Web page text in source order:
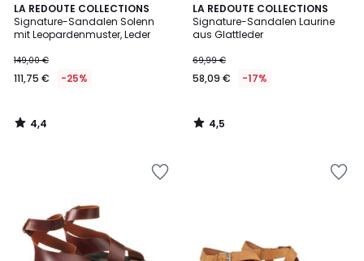
LA REDOUTE COLLECTIONS
Signature-Sandalen Solenn
mit Leopardenmuster, Leder
149,00 €
111,75 € -25%
4,4
/ 5
4,4
/
LA REDOUTE COLLECTIONS
Signature-Sandalen Laurine
aus Glattleder
69,99 €
58,09 € -17%
4,5
/ 5
4,5
/